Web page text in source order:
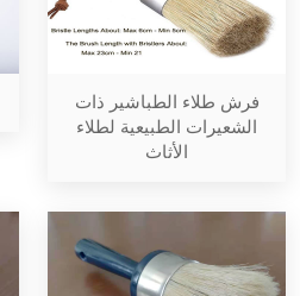
فرش طلاء الطباشير ذات
الشعيرات الطبيعية لطلاء
الأثاث